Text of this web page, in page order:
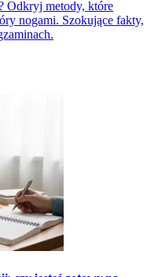
Odkryj metody, które
nogami. Szokujące fakty,